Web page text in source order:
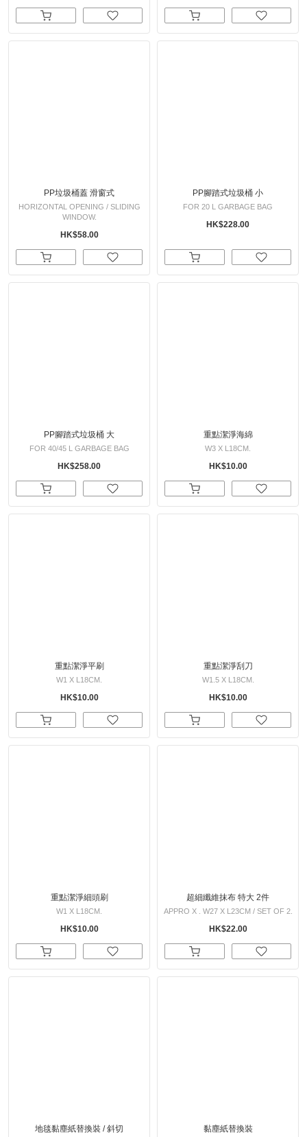
PP垃圾桶蓋 滑窗式
HORIZONTAL OPENING / SLIDING
WINDOW.
HK$58.00
PP腳踏式垃圾桶 小
FOR 20 L GARBAGE BAG
HK$228.00
PP腳踏式垃圾桶 大
FOR 40/45 L GARBAGE BAG
HK$258.00
重點潔淨海綿
W3 X L18CM.
HK$10.00
重點潔淨平刷
W1 X L18CM.
HK$10.00
重點潔淨刮刀
W1.5 X L18CM.
HK$10.00
重點潔淨細頭刷
W1 X L18CM.
HK$10.00
超細纖維抹布 特大 2件
APPRO X . W27 X L23CM / SET OF 2.
HK$22.00
地毯黏塵紙替換裝 / 斜切
黏塵紙替換裝